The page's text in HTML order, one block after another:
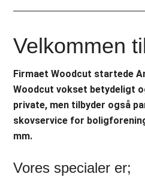
Velkommen
Firmaet Woodcut startede
Woodcut vokset betydeligt
private, men tilbyder også
skovservice for
mm.
Vores specialer er;